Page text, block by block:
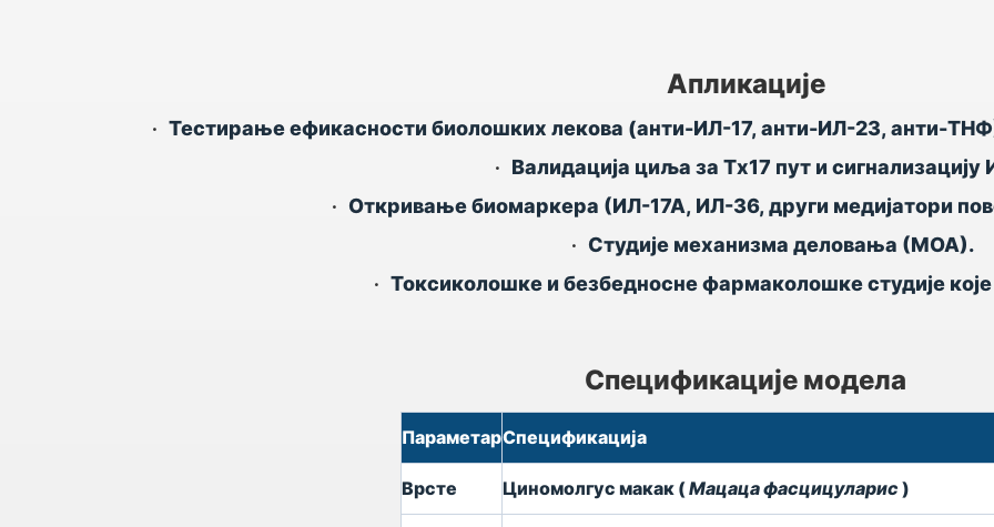
Апликације
• Тестирање ефикасности биолошких лекова (анти-ИЛ-17, анти-ИЛ-23, анти-
• Валидација циља за Тх17 пут и сигнализацију
• Откривање биомаркера (ИЛ-17А, ИЛ-36, други медијатори
• Студије механизма деловања (МОА).
• Токсиколошке и безбедносне фармаколошке студије
Спецификације модела
ПараметарСпецификација
Врсте Циномолгус макак (Мацаца фасцицуларис )